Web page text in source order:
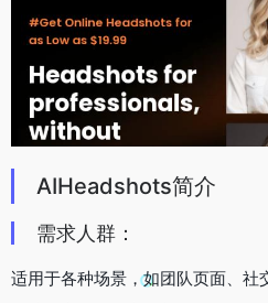
AIHeadshots简介
需求人群：
适用于各种场景，如团队页面、社